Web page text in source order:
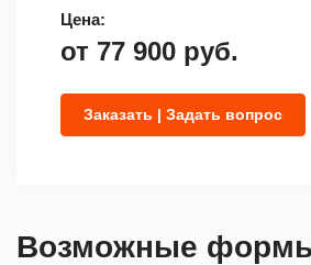
Цена:
от 77 900 руб.
Заказать | Задать вопрос
Возможные